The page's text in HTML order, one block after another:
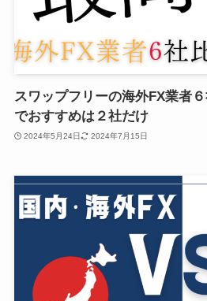
スワップフリーの海外FX業者
でおすすめは２社だけ
2024年5月24日 2024年7月15日